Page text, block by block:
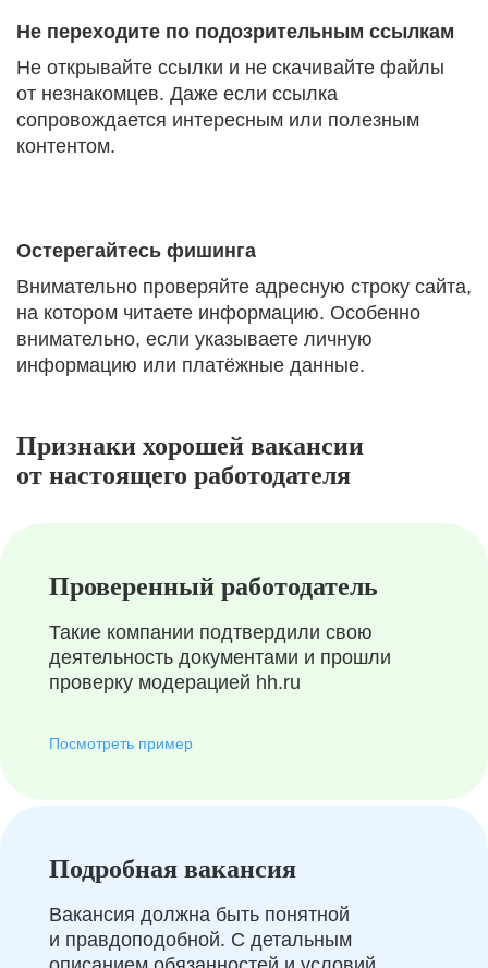
Не переходите по подозрительным ссылкам
Не открывайте ссылки и не скачивайте файлы
от незнакомцев. Даже если ссылка
сопровождается интересным или полезным
контентом.
Остерегайтесь фишинга
Внимательно проверяйте адресную строку сайта,
на котором читаете информацию. Особенно
внимательно, если указываете личную
информацию или платёжные данные.
Признаки хорошей вакансии
от настоящего работодателя
Проверенный работодатель
Такие компании подтвердили свою
деятельность документами и прошли
проверку модерацией hh.ru
Посмотреть пример
Подробная вакансия
Вакансия должна быть понятной
и правдоподобной. С детальным